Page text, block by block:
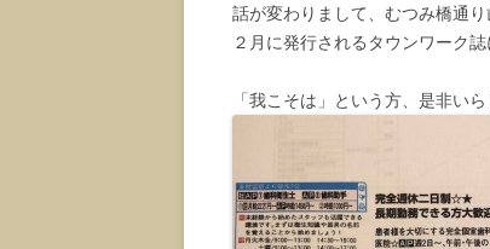
話が変わりまして、むつみ橋通
２月に発行されるタウンワーク誌
「我こそは」という方、是非い